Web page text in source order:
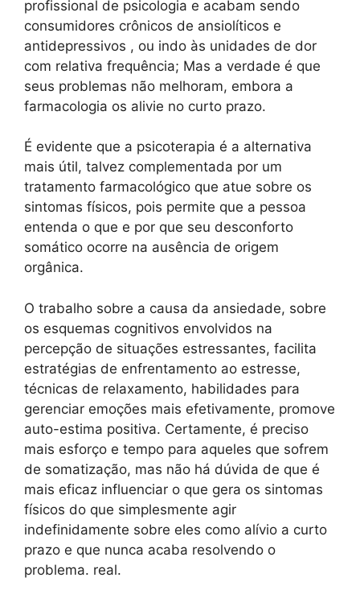
profissional de psicologia e acabam sendo
consumidores crônicos de ansiolíticos e
antidepressivos , ou indo às unidades de dor
com relativa frequência; Mas a verdade é que
seus problemas não melhoram, embora a
farmacologia os alivie no curto prazo.
É evidente que a psicoterapia é a alternativa
mais útil, talvez complementada por um
tratamento farmacológico que atue sobre os
sintomas físicos, pois permite que a pessoa
entenda o que e por que seu desconforto
somático ocorre na ausência de origem
orgânica.
O trabalho sobre a causa da ansiedade, sobre
os esquemas cognitivos envolvidos na
percepção de situações estressantes, facilita
estratégias de enfrentamento ao estresse,
técnicas de relaxamento, habilidades para
gerenciar emoções mais efetivamente, promove
auto-estima positiva. Certamente, é preciso
mais esforço e tempo para aqueles que sofrem
de somatização, mas não há dúvida de que é
mais eficaz influenciar o que gera os sintomas
físicos do que simplesmente agir
indefinidamente sobre eles como alívio a curto
prazo e que nunca acaba resolvendo o
problema. real.